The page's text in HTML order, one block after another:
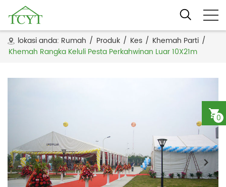
lokasi anda: Rumah / Produk / Kes / Khemah Parti /
Khemah Rangka Keluli Pesta Perkahwinan Luar 10X21m
0